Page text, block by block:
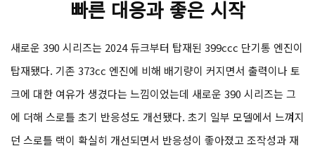
빠른 대응과 좋은 시작
새로운 390 시리즈는 2024 듀크부터 탑재된 399ccc 단기통 엔진이
탑재됐다. 기존 373cc 엔진에 비해 배기량이 커지면서 출력이나 토
크에 대한 여유가 생겼다는 느낌이었는데 새로운 390 시리즈는 그
에 더해 스로틀 초기 반응성도 개선됐다. 초기 일부 모델에서 느껴지
던 스로틀 랙이 확실히 개선되면서 반응성이 좋아졌고 조작성과 재